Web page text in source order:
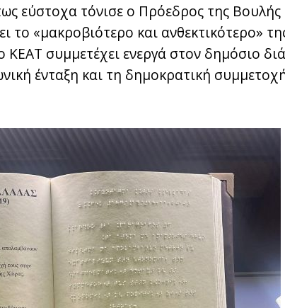
εύστοχα τόνισε ο Πρόεδρος της Βουλής
το «μακροβιότερο και ανθεκτικότερο»
ΚΕΑΤ συμμετέχει ενεργά στον δημόσιο
ένταξη και τη δημοκρατική